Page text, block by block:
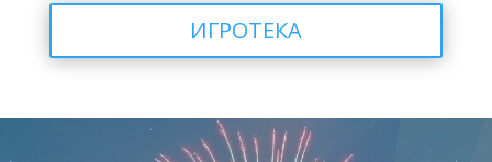
ИГРОТЕКА